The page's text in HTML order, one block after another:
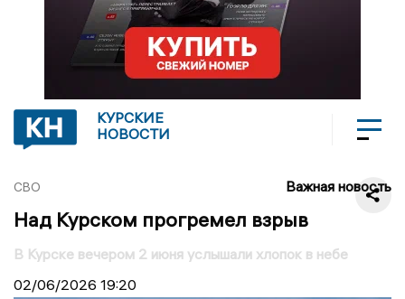
КУРСКИЕ
НОВОСТИ
СВО Важная новость
Над Курском прогремел взрыв
В Курске вечером 2 июня услышали хлопок в небе
02/06/2026 19:20